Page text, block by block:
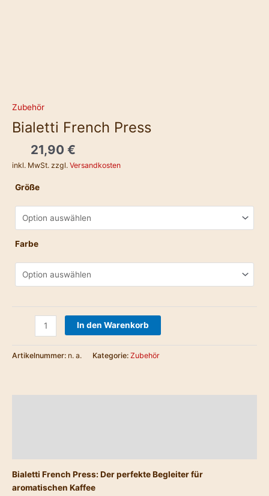
Zubehör
Bialetti French Press
21,90 €
inkl. MwSt. zzgl. Versandkosten
Größe
Farbe
In den Warenkorb
Artikelnummer: n. a. Kategorie: Zubehör
Bialetti French Press: Der perfekte Begleiter für
aromatischen Kaffee